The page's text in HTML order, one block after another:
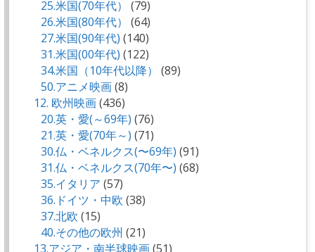
25.米国(70年代）
(79)
26.米国(80年代）
(64)
27.米国(90年代) (140)
31.米国(00年代) (122)
34.米国（10年代以降）
(89)
50.アニメ映画(8)
12. 欧州映画(436)
20.英・愛(～69年) (76)
21.英・愛(70年～) (71)
30.仏・ベネルクス(〜69年) (91)
31.仏・ベネルクス(70年〜) (68)
35.イタリア (57)
36.ドイツ・中欧 (38)
37.北欧 (15)
40.その他の欧州 (21)
13.アジア・南半球映画(51)